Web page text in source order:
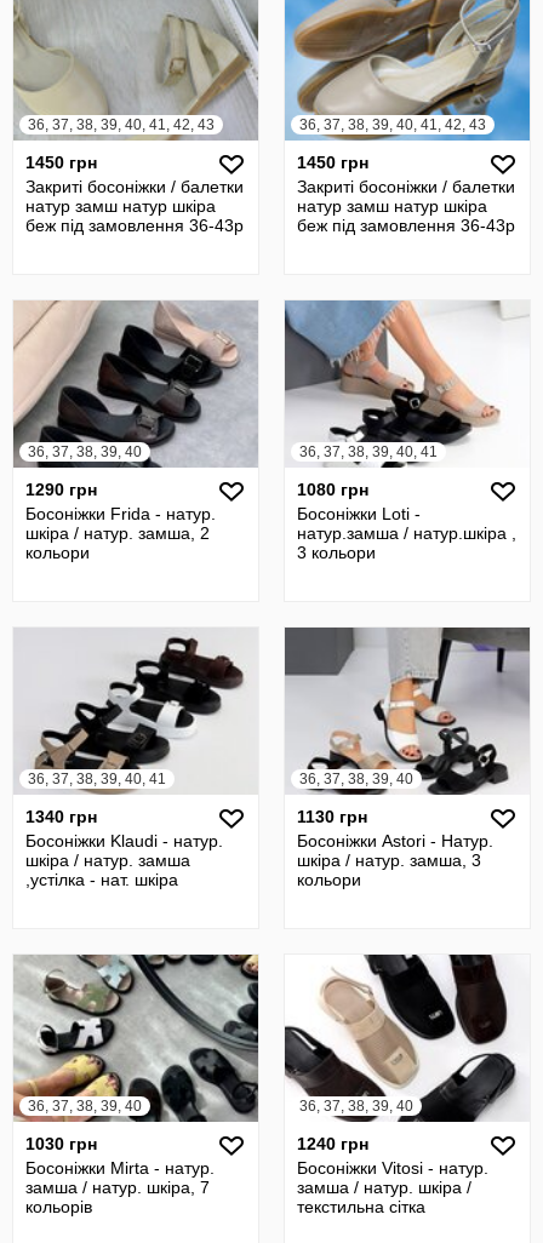
36, 37, 38, 39, 40, 41, 42, 43
1450 грн
Закриті босоніжки / балетки
натур замш натур шкіра
беж під замовлення 36-43р
36, 37, 38, 39, 40, 41, 42, 43
1450 грн
Закриті босоніжки / балетки
натур замш натур шкіра
беж під замовлення 36-43р
36, 37, 38, 39, 40
1290 грн
Босоніжки Frida - натур.
шкіра / натур. замша, 2
кольори
36, 37, 38, 39, 40, 41
1080 грн
Босоніжки Loti -
натур.замша / натур.шкіра ,
3 кольори
36, 37, 38, 39, 40, 41
1340 грн
Босоніжки Klaudi - натур.
шкіра / натур. замша
,устілка - нат. шкіра
36, 37, 38, 39, 40
1130 грн
Босоніжки Astori - Натур.
шкіра / натур. замша, 3
кольори
36, 37, 38, 39, 40
1030 грн
Босоніжки Mirta - натур.
замша / натур. шкіра, 7
кольорів
36, 37, 38, 39, 40
1240 грн
Босоніжки Vitosi - натур.
замша / натур. шкіра /
текстильна сітка